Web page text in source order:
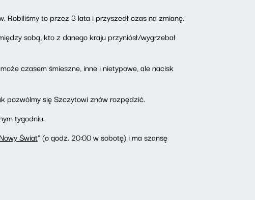
Robiliśmy to przez 3 lata i przyszedł czas na zmianę.
sobą, kto z danego kraju przyniósł/wygrzebał
czasem śmieszne, inne i nietypowe, ale nacisk
pozwólmy się Szczytowi znów rozpędzić.
tygodniu.
Świat" (o godz. 20:00 w sobotę) i ma szansę